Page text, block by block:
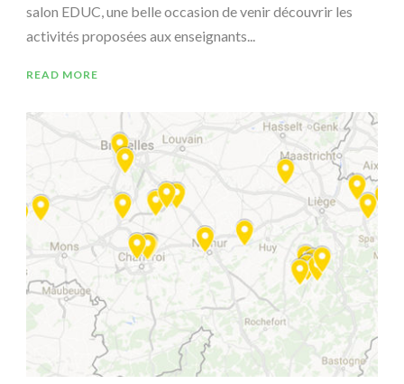
salon EDUC, une belle occasion de venir découvrir les
activités proposées aux enseignants...
READ MORE